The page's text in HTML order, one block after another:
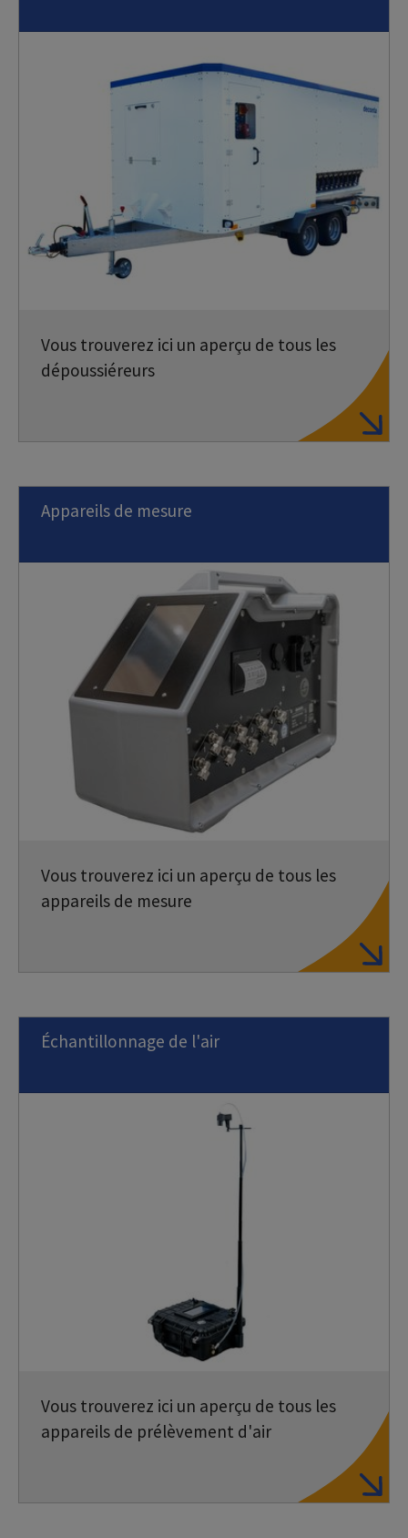
Vous trouverez ici un aperçu de tous les
dépoussiéreurs
Appareils de mesure
Vous trouverez ici un aperçu de tous les
appareils de mesure
Échantillonnage de l'air
Vous trouverez ici un aperçu de tous les
appareils de prélèvement d'air